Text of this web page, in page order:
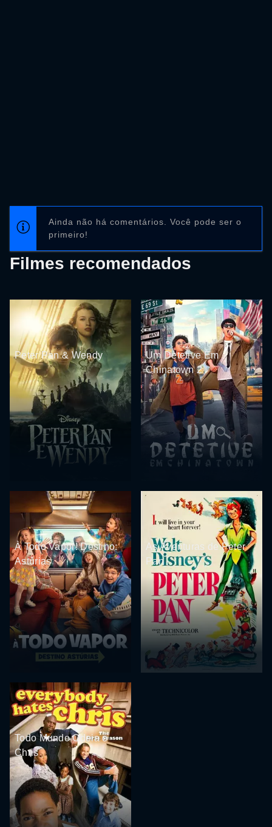
Ainda não há comentários. Você pode ser o
primeiro!
Filmes recomendados
Peter Pan & Wendy
Um Detetive Em
Chinatown 2
À Todo Vapor! Destino:
Astúrias
As Aventuras de Peter
Pan
Todo Mundo Odeia o
Chris